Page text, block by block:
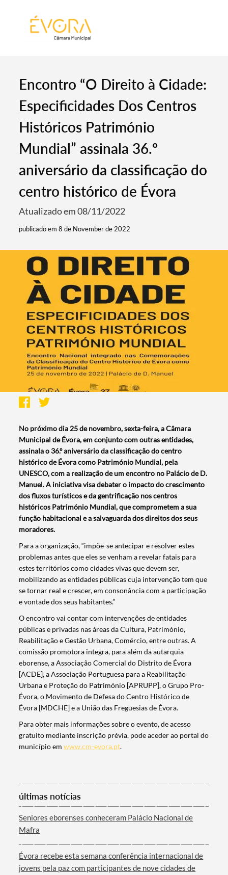
Termo de Pesquisa
Filtros
Encontro “O Direito à Cidade:
Especificidades Dos Centros
Históricos Património
Mundial” assinala 36.º
aniversário da classificação do
centro histórico de Évora
Atualizado em 08/11/2022
publicado em 8 de November de 2022
No próximo dia 25 de novembro, sexta-feira, a Câmara
Municipal de Évora, em conjunto com outras entidades,
assinala o 36.º aniversário da classificação do centro
histórico de Évora como Património Mundial, pela
UNESCO, com a realização de um encontro no Palácio de D.
Manuel. A iniciativa visa debater o impacto do crescimento
dos fluxos turísticos e da gentrificação nos centros
históricos Património Mundial, que comprometem a sua
função habitacional e a salvaguarda dos direitos dos seus
moradores.
Para a organização, “impõe-se antecipar e resolver estes
problemas antes que eles se venham a revelar fatais para
estes territórios como cidades vivas que devem ser,
mobilizando as entidades públicas cuja intervenção tem que
se tornar real e crescer, em consonância com a participação
e vontade dos seus habitantes.”
O encontro vai contar com intervenções de entidades
públicas e privadas nas áreas da Cultura, Património,
Reabilitação e Gestão Urbana, Comércio, entre outras. A
comissão promotora integra, para além da autarquia
eborense, a Associação Comercial do Distrito de Évora
[ACDE], a Associação Portuguesa para a Reabilitação
Urbana e Proteção do Património [APRUPP], o Grupo Pro-
Évora, o Movimento de Defesa do Centro Histórico de
Évora [MDCHE] e a União das Freguesias de Évora.
Para obter mais informações sobre o evento, de acesso
gratuito mediante inscrição prévia, pode aceder ao portal do
município emwww.cm-evora.pt.
últimas notícias
Seniores eborenses conheceram Palácio Nacional de
Mafra
Évora recebe esta semana conferência internacional de
jovens pela paz com participantes de nove cidades de